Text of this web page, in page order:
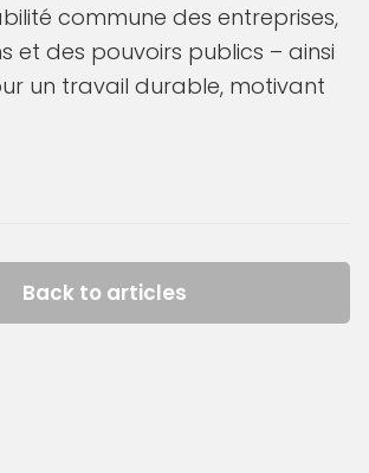
commune des entreprises,
et des pouvoirs publics – ainsi
un travail durable, motivant
Back to articles